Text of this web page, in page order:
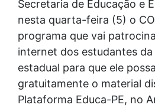
Secretaria de Educação e
nesta quarta-feira (5) o
programa que vai
internet dos estudantes da
estadual para que ele
gratuitamente o material
Plataforma Educa-PE, no